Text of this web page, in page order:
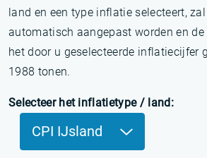
land en een type inflatie selecteert,
automatisch aangepast worden en
het door u geselecteerde inflatiecijfer
1988 tonen.
Selecteer het inflatietype / land:
CPI IJsland